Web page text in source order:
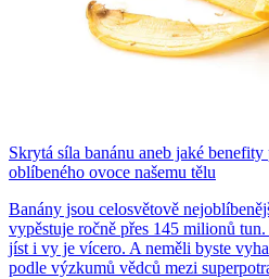
Skrytá síla banánu aneb jaké
oblíbeného ovoce našemu tělu
Banány jsou celosvětově
vypěstuje ročně přes 145 milionů
jíst i vy je vícero. A neměli byste
podle výzkumů vědců mezi